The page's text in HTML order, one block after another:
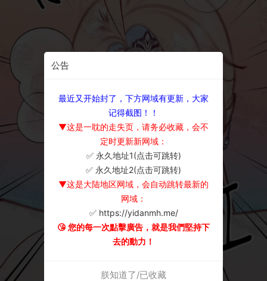
公告
最近又开始封了，下方网域有更新，大家
记得截图！！
▼这是一耽的走失页，请务必收藏，会不
定时更新新网域：
✅ 永久地址1(点击可跳转)
✅ 永久地址2(点击可跳转)
▼这是大陆地区网域，会自动跳转最新的
网域：
✅ https://yidanmh.me/
😘 您的每一次點擊廣告，就是我們堅持下
去的動力！
朕知道了/已收藏